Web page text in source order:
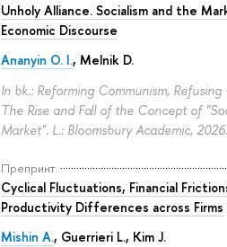
Unholy Alliance. Socialism and the
Economic Discourse
Ananyin O. I., Melnik D.
In bk.: Reforming Communism, Refusing
The Rise and Fall of the Concept of
Market". L.: Bloomsbury Academic, 2026.
Препринт
Cyclical Fluctuations, Financial
Productivity Differences across Firms
Mishin A., Guerrieri L., Kim J.